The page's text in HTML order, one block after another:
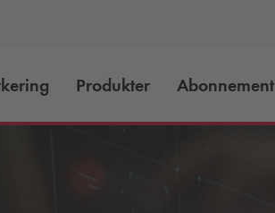
Produkter Abonnement